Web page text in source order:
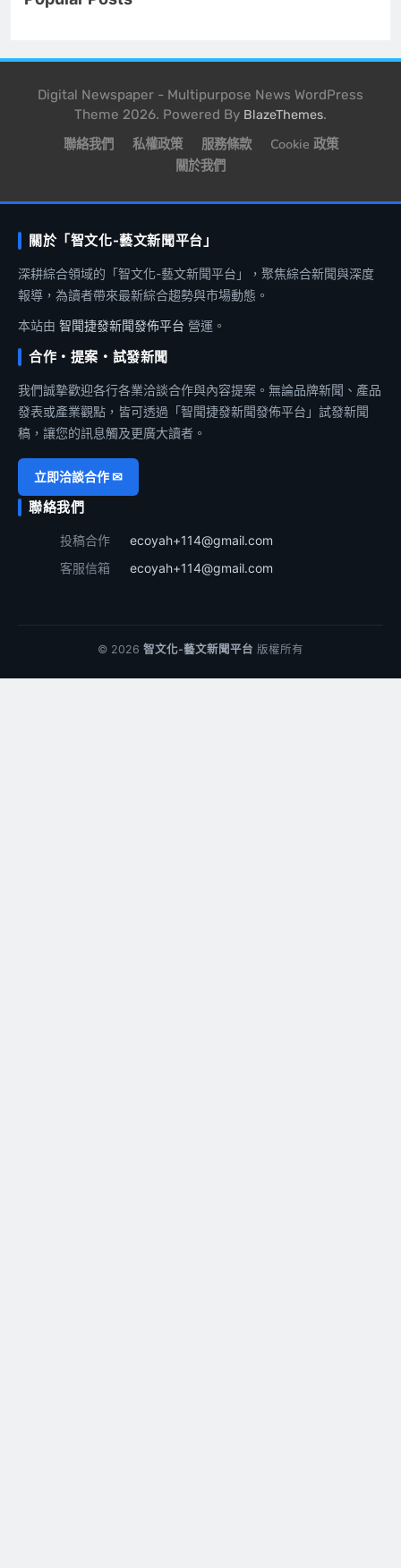
Digital Newspaper - Multipurpose News WordPress
Theme 2026. Powered By BlazeThemes.
聯絡我們 私權政策 服務條款
Cookie 政策
關於我們
關於「智文化-藝文新聞平台」
深耕綜合領域的「智文化-藝文新聞平台」，聚焦綜合新聞與深度
報導，為讀者帶來最新綜合趨勢與市場動態。
本站由 智聞捷發新聞發佈平台 營運。
合作・提案・試發新聞
我們誠摯歡迎各行各業洽談合作與內容提案。無論品牌新聞、產品
發表或產業觀點，皆可透過「智聞捷發新聞發佈平台」試發新聞
稿，讓您的訊息觸及更廣大讀者。
立即洽談合作 ✉
聯絡我們
投稿合作
ecoyah+114@gmail.com
客服信箱
ecoyah+114@gmail.com
© 2026 智文化-藝文新聞平台 版權所有